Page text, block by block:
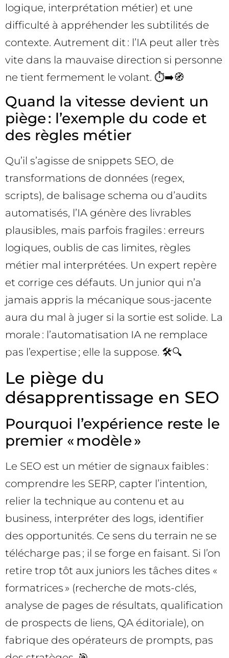
logique, interprétation métier) et une
difficulté à appréhender les subtilités de
contexte. Autrement dit : l’IA peut aller très
vite dans la mauvaise direction si personne
ne tient fermement le volant. ⏱️➡️🧭
Quand la vitesse devient un
piège : l’exemple du code et
des règles métier
Qu’il s’agisse de snippets SEO, de
transformations de données (regex,
scripts), de balisage schema ou d’audits
automatisés, l’IA génère des livrables
plausibles, mais parfois fragiles : erreurs
logiques, oublis de cas limites, règles
métier mal interprétées. Un expert repère
et corrige ces défauts. Un junior qui n’a
jamais appris la mécanique sous-jacente
aura du mal à juger si la sortie est solide. La
morale : l’automatisation IA ne remplace
pas l’expertise ; elle la suppose. 🛠️🔍
Le piège du
désapprentissage en SEO
Pourquoi l’expérience reste le
premier « modèle »
Le SEO est un métier de signaux faibles :
comprendre les SERP, capter l’intention,
relier la technique au contenu et au
business, interpréter des logs, identifier
des opportunités. Ce sens du terrain ne se
télécharge pas ; il se forge en faisant. Si l’on
retire trop tôt aux juniors les tâches dites «
formatrices » (recherche de mots-clés,
analyse de pages de résultats, qualification
de prospects de liens, QA éditoriale), on
fabrique des opérateurs de prompts, pas